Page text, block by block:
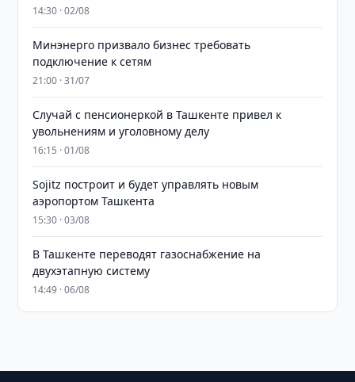
14:30 · 02/08
Минэнерго призвало бизнес требовать
подключение к сетям
21:00 · 31/07
Случай с пенсионеркой в Ташкенте привел к
увольнениям и уголовному делу
16:15 · 01/08
Sojitz построит и будет управлять новым
аэропортом Ташкента
15:30 · 03/08
В Ташкенте переводят газоснабжение на
двухэтапную систему
14:49 · 06/08